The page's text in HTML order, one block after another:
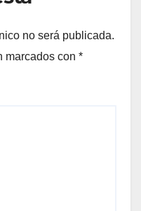
no será publicada.
marcados con *